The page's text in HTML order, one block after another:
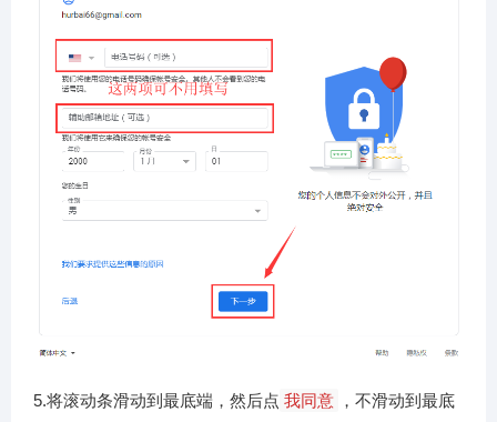
5.将滚动条滑动到最底端，然后点 我同意 ，不滑动到最底